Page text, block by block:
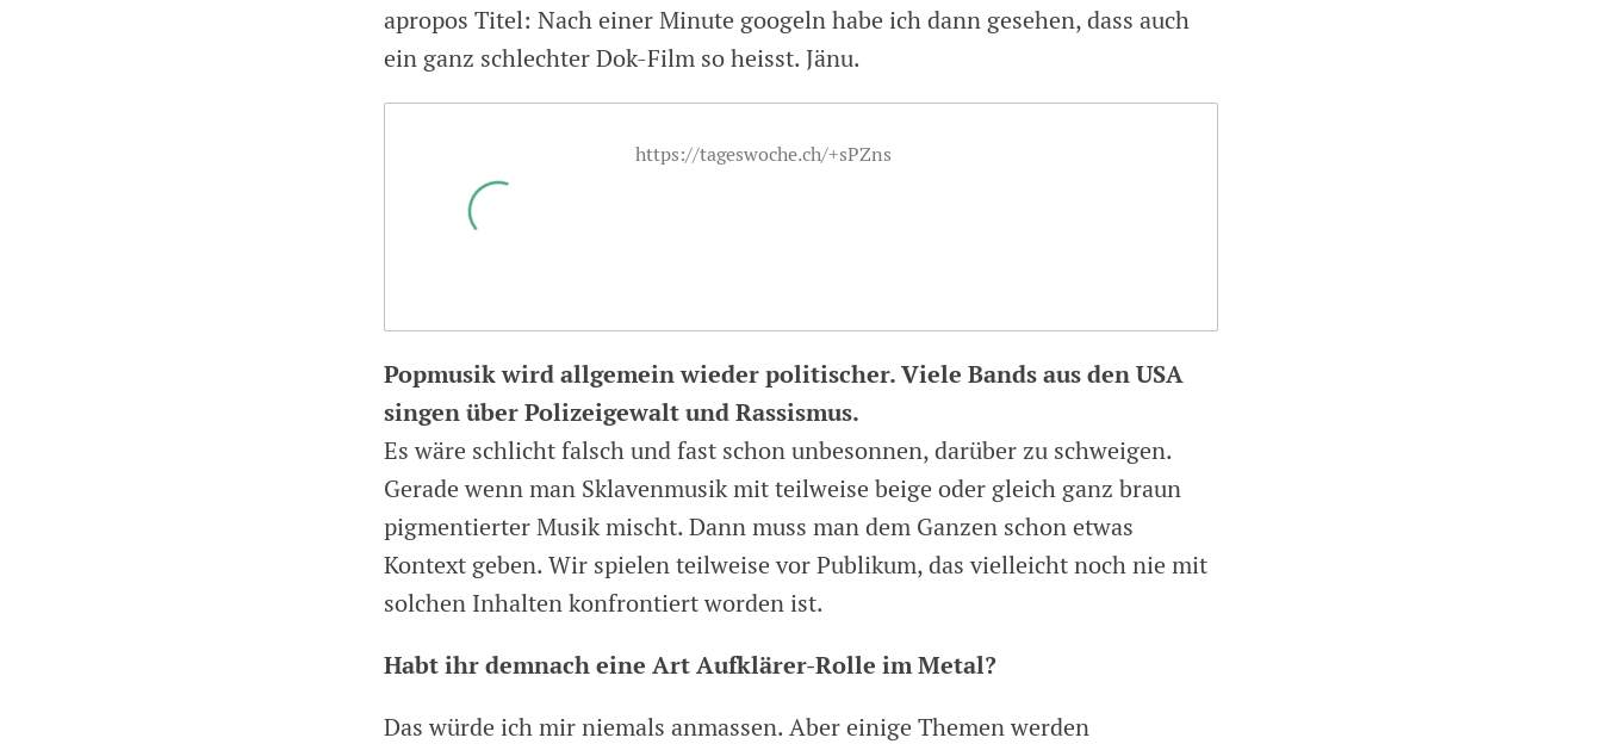
apropos Titel: Nach einer Minute googeln habe ich dann gesehen, dass auch
ein ganz schlechter Dok-Film so heisst. Jänu.
https://tageswoche.ch/+sPZns
Popmusik wird allgemein wieder politischer. Viele Bands aus den USA
singen über Polizeigewalt und Rassismus.
Es wäre schlicht falsch und fast schon unbesonnen, darüber zu schweigen.
Gerade wenn man Sklavenmusik mit teilweise beige oder gleich ganz braun
pigmentierter Musik mischt. Dann muss man dem Ganzen schon etwas
Kontext geben. Wir spielen teilweise vor Publikum, das vielleicht noch nie mit
solchen Inhalten konfrontiert worden ist.
Habt ihr demnach eine Art Aufklärer-Rolle im Metal?
Das würde ich mir niemals anmassen. Aber einige Themen werden